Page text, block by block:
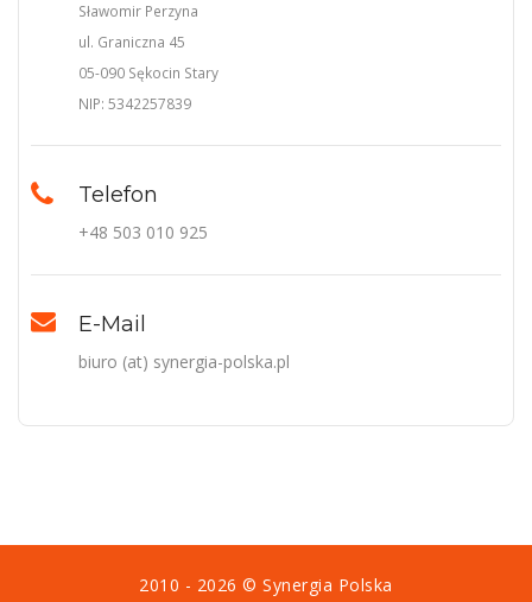
Sławomir Perzyna
ul. Graniczna 45
05-090 Sękocin Stary
NIP: 5342257839
Telefon
+48 503 010 925
E-Mail
biuro (at) synergia-polska.pl
2010 - 2026 ©Synergia Polska